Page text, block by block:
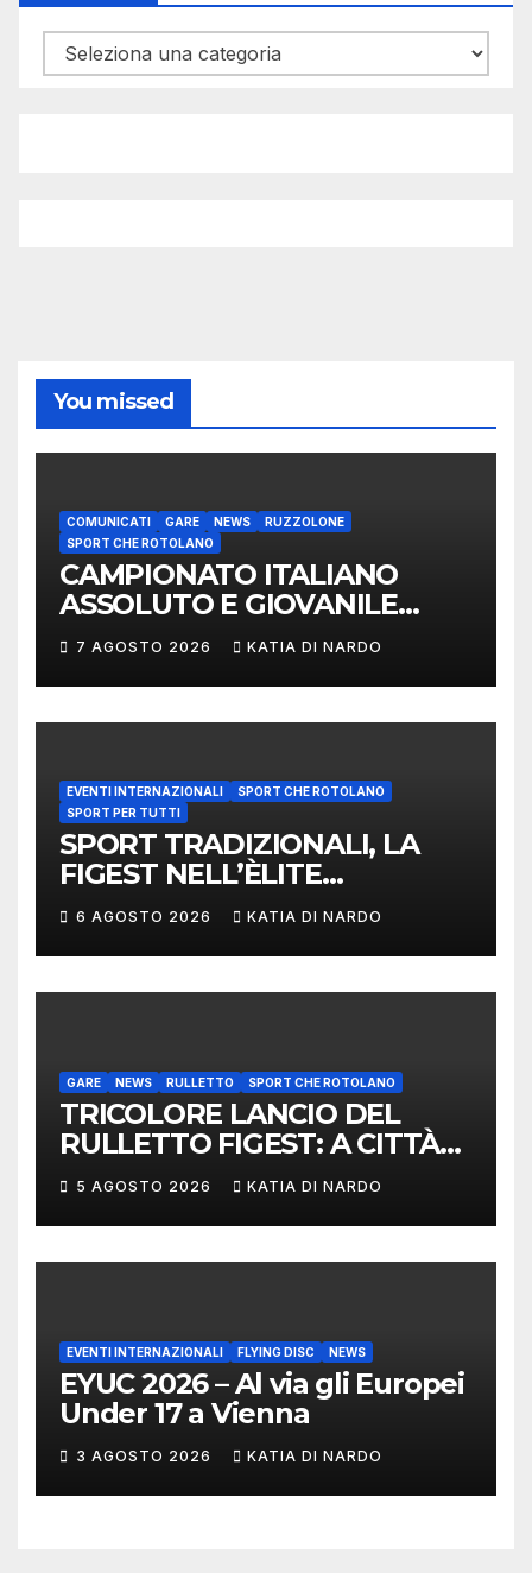
Categorie
You missed
COMUNICATI GARE NEWS
RUZZOLONE
SPORT CHE ROTOLANO
CAMPIONATO ITALIANO
ASSOLUTO E GIOVANILE
LANCIO DEL RUZZOLONE
7 AGOSTO 2026 KATIA DI NARDO
EVENTI INTERNAZIONALI
SPORT CHE ROTOLANO
SPORT PER TUTTI
SPORT TRADIZIONALI, LA
FIGEST NELL’ÈLITE
MONDIALE: LA
DELEGAZIONE ITALIANA
PROTAGONISTA AL
CONVEGNO TAFISA A
6 AGOSTO 2026 KATIA DI NARDO
GARE NEWS RULLETTO SPORT CHE ROTOLANO
TRICOLORE LANCIO DEL
RULLETTO FIGEST: A CITTÀ
DI CASTELLO VINCONO
MARCHIGIANI ED UMBRI
5 AGOSTO 2026 KATIA DI NARDO
EVENTI INTERNAZIONALI FLYING DISC NEWS
EYUC 2026 – Al via gli Europei
Under 17 a Vienna
3 AGOSTO 2026 KATIA DI NARDO